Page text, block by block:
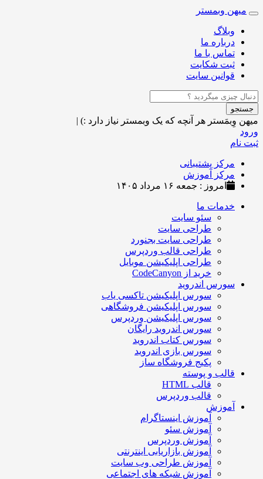
Toggle
navigation
میهن وبمستر
وبلاگ
درباره ما
تماس با ما
ثبت شکایت
قوانین سایت
جستجو
میهن وِبمَستر هر آنچه که یک وبمستر نیاز دارد :) |
ورود
ثبت نام
مرکز پشتیبانی
مرکز آموزش
امروز : جمعه ۱۶ مرداد ۱۴۰۵
خدمات ما
سئو سایت
طراحی سایت
طراحی سایت بجنورد
طراحی قالب وردپرس
طراحی اپلیکیشن موبایل
خرید از CodeCanyon
سورس اندروید
سورس اپلیکیشن تاکسی یاب
سورس اپلیکیشن فروشگاهی
سورس اپلیکیشن وردپرس
سورس اندروید رایگان
سورس کتاب اندروید
سورس بازی اندروید
پکیج فروشگاه ساز
قالب و پوسته
قالب HTML
قالب وردپرس
آموزش
آموزش اینستاگرام
آموزش سئو
آموزش وردپرس
آموزش بازاریابی اینترنتی
آموزش طراحی وب سایت
آموزش شبکه های اجتماعی